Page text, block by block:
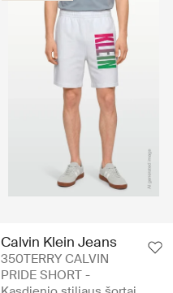
Calvin Klein Jeans
350TERRY CALVIN
PRIDE SHORT -